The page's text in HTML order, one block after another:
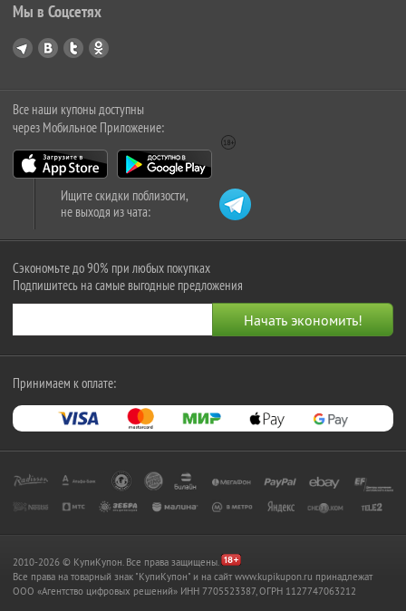
Мы в Соцсетях
Все наши купоны доступны
через Мобильное Приложение:
Ищите скидки поблизости,
не выходя из чата:
Сэкономьте до 90% при любых покупках
Подпишитесь на самые выгодные предложения
Принимаем к оплате:
2010-2026 © КупиКупон. Все права защищены.
Все права на товарный знак "КупиКупон" и на сайт www.kupikupon.ru принадлежат
OOO «Агентство цифровых решений» ИНН 7705523387, ОГРН 1127747063212